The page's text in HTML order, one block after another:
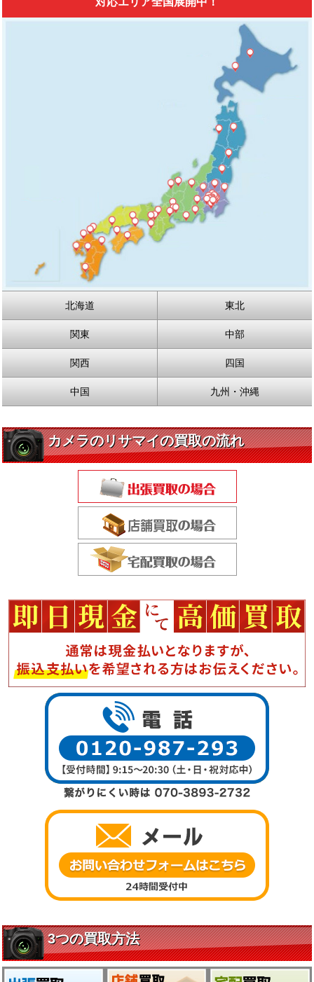
北海道 東北
関東 中部
関西 四国
中国 九州・沖縄